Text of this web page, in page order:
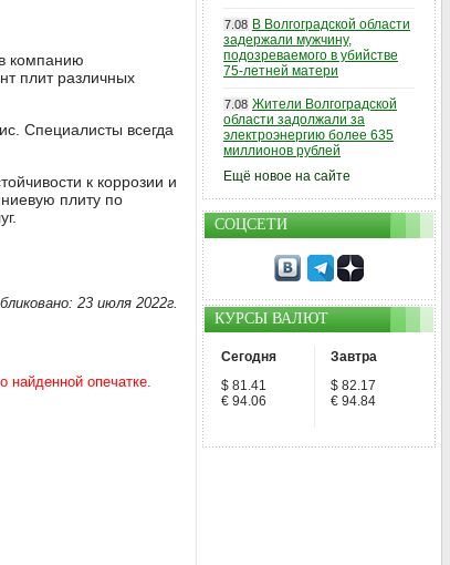
компанию
плит различных
Специалисты всегда
к коррозии и
плиту по
23 июля 2022г.
7.08 В Волгоградской области
задержали мужчину,
подозреваемого в убийстве
75-летней матери
7.08 Жители Волгоградской
области задолжали за
электроэнергию более 635
миллионов рублей
Ещё новое на сайте
СОЦСЕТИ
КУРСЫ ВАЛЮТ
Сегодня
$ 81.41
€ 94.06
Завтра
$ 82.17
€ 94.84